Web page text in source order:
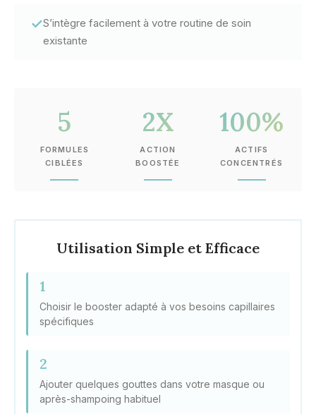
✓S’intègre facilement à votre routine de soin
existante
5
FORMULES
CIBLÉES
2X
ACTION
BOOSTÉE
100%
ACTIFS
CONCENTRÉS
Utilisation Simple et Efficace
1
Choisir le booster adapté à vos besoins capillaires
spécifiques
2
Ajouter quelques gouttes dans votre masque ou
après-shampoing habituel